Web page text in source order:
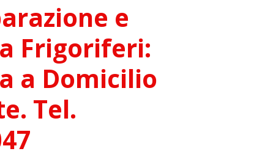
e
Frigoriferi:
a Domicilio
Tel.